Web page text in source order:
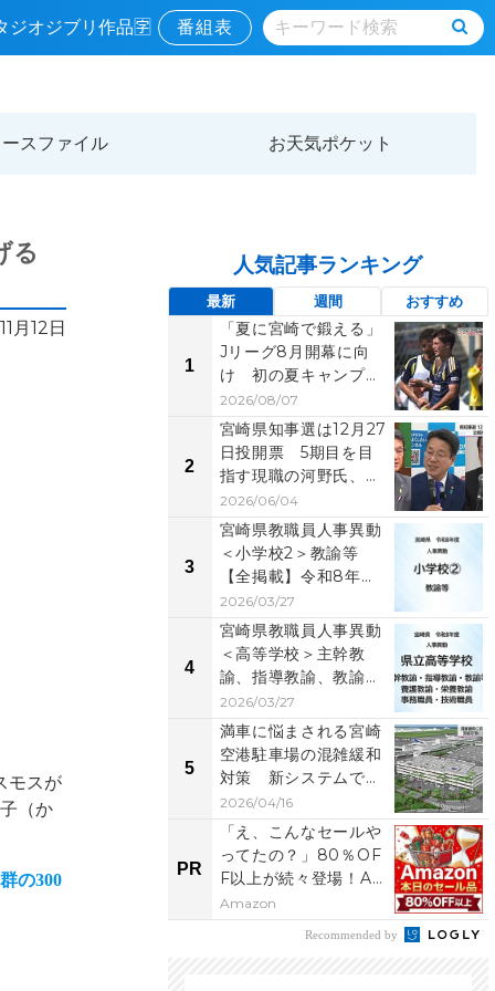
オジブリ作品🈑 番組表
スファイル お天気ポケット
る
月12日
モスが
（か
の300
人気記事ランキング
最新 週間 おすすめ
1
「夏に宮崎で鍛える」
Jリーグ8月開幕に向
け 初の夏キャンプが
行われた宮崎と、世
界...
2026/08/07
2
宮崎県知事選は12月27
日投開票 5期目を目
指す現職の河野氏、元
県議の右松氏、元...
2026/06/04
3
宮崎県教職員人事異動
＜小学校2＞教諭等
【全掲載】令和8年
度 あなたの恩師はど
の学...
2026/03/27
4
宮崎県教職員人事異動
＜高等学校＞主幹教
諭、指導教諭、教諭
等、養護教諭、事務職
員、...
2026/03/27
5
満車に悩まされる宮崎
空港駐車場の混雑緩和
対策 新システムで空
きスペースが一目で
わ...
2026/04/16
PR
「え、こんなセールや
ってたの？」80％OF
F以上が続々登場！A
mazonの本気が...
Amazon
Recommended by